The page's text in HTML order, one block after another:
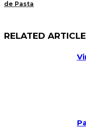
de Pasta
RELATED